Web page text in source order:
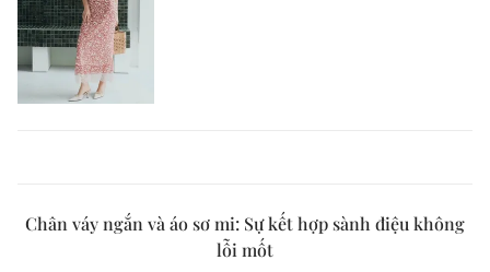
Chân váy ngắn và áo sơ mi: Sự kết hợp sành điệu không
lỗi mốt